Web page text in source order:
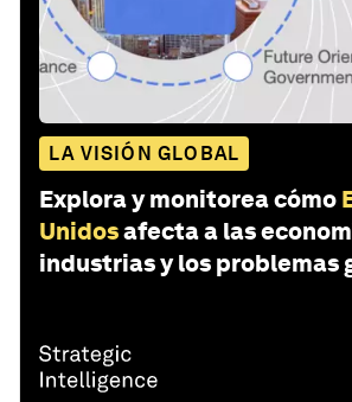
LA VISIÓN GLOBAL
Explora y monitorea cómo
Unidosafecta a las
industrias y los problemas